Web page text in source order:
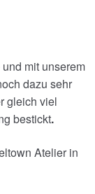
mit unserem
dazu sehr
gleich viel
bestickt.
Atelier in